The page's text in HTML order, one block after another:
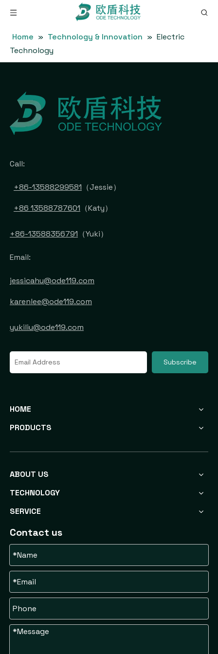
Home » Technology & Innovation » Electric
Technology
Call:
+86-13588299581 （Jessie）
+86 13588787601 （Katy）
+86-13588356791 （Yuki）
Email:
jessicahu@ode119.com
karenlee@ode119.com
yukiliu@ode119.com
Subscribe
HOME
PRODUCTS
ABOUT US
TECHNOLOGY
SERVICE
Contact us